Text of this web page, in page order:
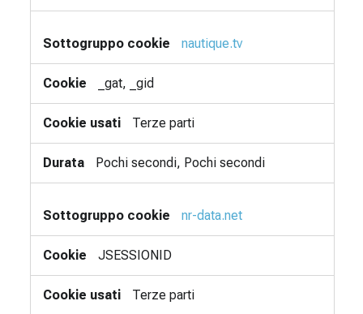
nautique.tv
_gat, _gid
Terze parti
Pochi secondi, Pochi secondi
nr-data.net
JSESSIONID
Terze parti